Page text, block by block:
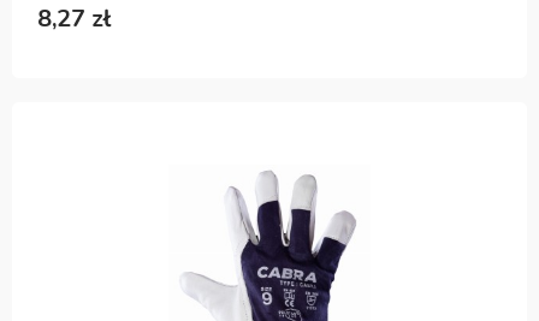
8,27 zł